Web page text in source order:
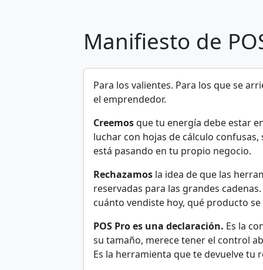
Manifiesto de
Para los valientes. Para los que se
el emprendedor.
Creemosque tu energía debe estar
luchar con hojas de cálculo
está pasando en tu propio negocio.
Rechazamos la idea de que las
reservadas para las grandes
cuánto vendiste hoy, qué producto
POS Pro es una declaración. Es la
su tamaño, merece tener el control
Es la herramienta que te devuelve tu